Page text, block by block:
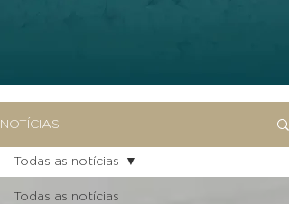
NOTÍCIAS
Todas as notícias
Todas as notícias